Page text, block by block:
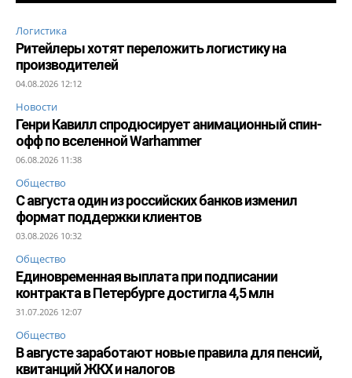
Логистика
Ритейлеры хотят переложить логистику на
производителей
04.08.2026 12:12
Новости
Генри Кавилл спродюсирует анимационный спин-
офф по вселенной Warhammer
06.08.2026 11:38
Общество
С августа один из российских банков изменил
формат поддержки клиентов
03.08.2026 10:32
Общество
Единовременная выплата при подписании
контракта в Петербурге достигла 4,5 млн
31.07.2026 12:07
Общество
В августе заработают новые правила для пенсий,
квитанций ЖКХ и налогов